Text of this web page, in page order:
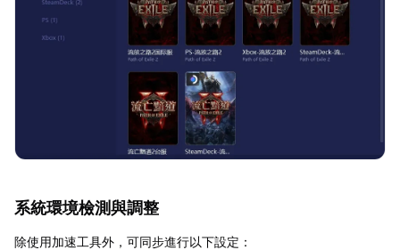
系統環境檢測與調整
除使用加速工具外，可同步進行以下設定：